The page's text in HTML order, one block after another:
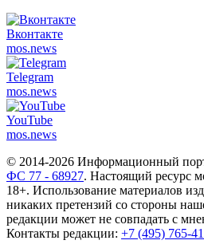
Вконтакте
mos.news
Telegram
mos.news
YouTube
mos.news
© 2014-2026 Информационный
ФС 77 - 68927. Настоящий ресурс
18+. Использование материалов
никаких претензий со стороны
редакции может не совпадать с
Контакты редакции: +7 (495) 765-